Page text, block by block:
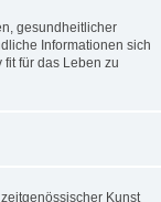
gesundheitlicher
Informationen sich
für das Leben zu
Kunst